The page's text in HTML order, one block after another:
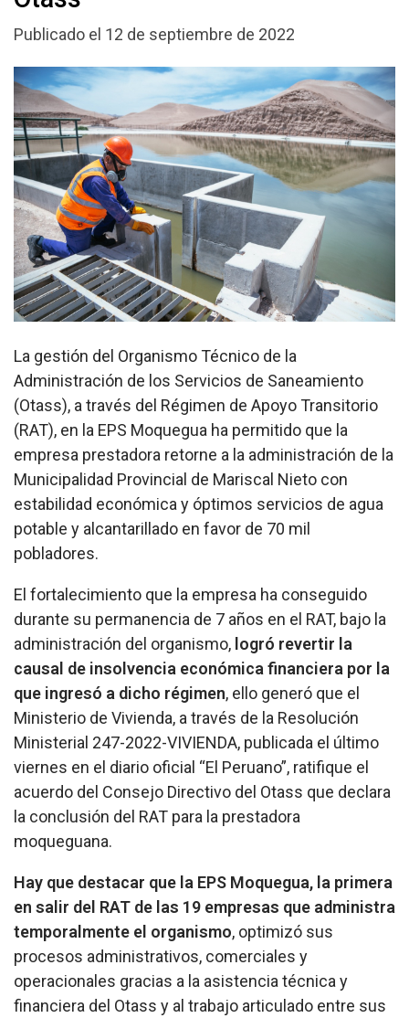
Publicado el 12 de septiembre de 2022
La gestión del Organismo Técnico de la
Administración de los Servicios de Saneamiento
(Otass), a través del Régimen de Apoyo Transitorio
(RAT), en la EPS Moquegua ha permitido que la
empresa prestadora retorne a la administración de la
Municipalidad Provincial de Mariscal Nieto con
estabilidad económica y óptimos servicios de agua
potable y alcantarillado en favor de 70 mil
pobladores.
El fortalecimiento que la empresa ha conseguido
durante su permanencia de 7 años en el RAT, bajo la
administración del organismo, logró revertir la
causal de insolvencia económica financiera por la
que ingresó a dicho régimen, ello generó que el
Ministerio de Vivienda, a través de la Resolución
Ministerial 247-2022-VIVIENDA, publicada el último
viernes en el diario oficial “El Peruano”, ratifique el
acuerdo del Consejo Directivo del Otass que declara
la conclusión del RAT para la prestadora
moqueguana.
Hay que destacar que la EPS Moquegua, la primera
en salir del RAT de las 19 empresas que administra
temporalmente el organismo, optimizó sus
procesos administrativos, comerciales y
operacionales gracias a la asistencia técnica y
financiera del Otass y al trabajo articulado entre sus